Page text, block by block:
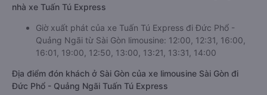
nhà xe Tuấn Tú Express
Giờ xuất phát của xe Tuấn Tú Express đi Đức Phổ -
Quảng Ngãi từ Sài Gòn limousine: 12:00, 12:31, 16:00,
16:01, 19:00, 12:50, 13:00, 13:21, 13:31, 14:00
Địa điểm đón khách ở Sài Gòn của xe limousine Sài Gòn đi
Đức Phổ - Quảng Ngãi Tuấn Tú Express